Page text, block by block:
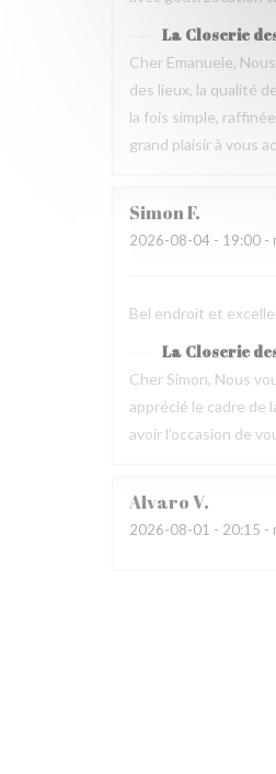
La Closerie
Cher Emanuele,
des lieux, la qualité
la fois simple,
grand plaisir à vous
SimonF
2026-08-04 - 19:00 -
Bel endroit et
La Closerie
Cher Simon, Nous
apprécié le cadre de
avoir l’occasion de
AlvaroV
2026-08-01 - 20:15 -